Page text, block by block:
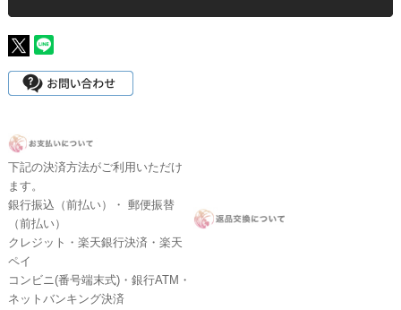
下記の決済方法がご利用いただけ
ます。
銀行振込（前払い）・ 郵便振替
（前払い）
クレジット・楽天銀行決済・楽天
ペイ
コンビニ(番号端末式)・銀行ATM・
ネットバンキング決済